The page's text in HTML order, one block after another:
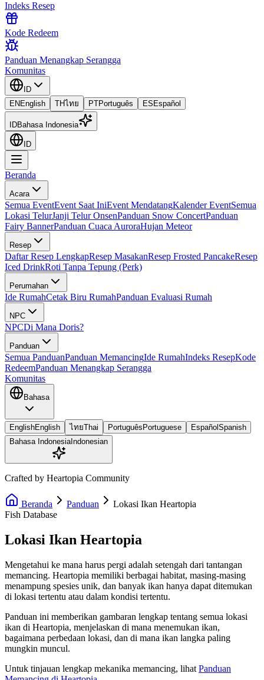
Indeks Resep
Kode Redeem
Panduan Menangkap Serangga
Komunitas
ID
EN English THไทย PTPortuguês ES Español
IDBahasa Indonesia
ID
Beranda
Acara
Semua EventEvent Saat IniEvent MendatangKalender EventSemua
Lokasi TelurJanji Telur OnsenPanduan Snow ConcertPanduan
Fairy BannerPanduan Cuaca AuroraHujan Meteor
Resep
Daftar Resep LengkapResep MasakanResep Frosted PancakeResep
Iced DrinkRoti Tanpa Tepung (Perk)
Perumahan
Ide RumahCetak Biru RumahPanduan Evaluasi Rumah
NPC
NPCDi Mana Doris?
Panduan
Semua PanduanPanduan MemancingIde RumahIndeks ResepKode
RedeemPanduan Menangkap Serangga
Komunitas
Bahasa
EnglishEnglish ไทยThai Português Portuguese Español Spanish
Bahasa IndonesiaIndonesian
Crafted by Heartopia Community
Beranda Panduan
Lokasi Ikan Heartopia
Fish Database
Lokasi Ikan Heartopia
Mengetahui ke mana harus pergi adalah setengah dari tantangan
memancing. Heartopia memiliki berbagai habitat, masing-masing
menampung spesies unik, dan banyak ikan hanya dapat ditemukan
di lokasi tertentu atau dalam kondisi tertentu.
Panduan ini memberikan gambaran lengkap tentang semua lokasi
ikan di Heartopia, menjelaskan di mana menemukan ikan,
bagaimana perbedaan lokasi, dan di mana ikan langka paling
mungkin muncul.
Untuk tinjauan lengkap mekanika memancing, lihat Panduan